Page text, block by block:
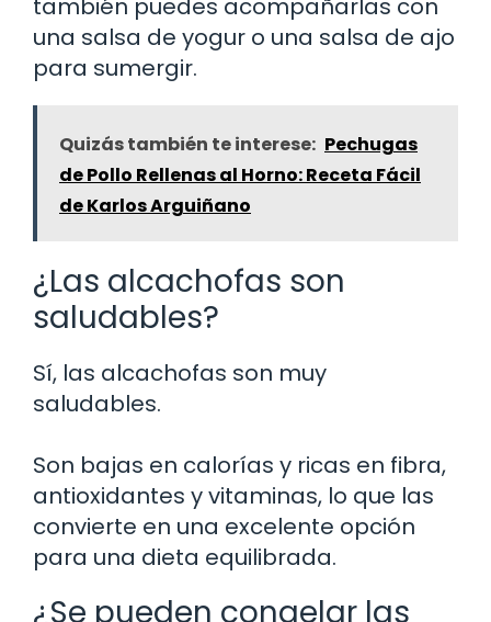
también puedes acompañarlas con
una salsa de yogur o una salsa de ajo
para sumergir.
Quizás también te interese: Pechugas
de Pollo Rellenas al Horno: Receta Fácil
de Karlos Arguiñano
¿Las alcachofas son
saludables?
Sí, las alcachofas son muy
saludables.
Son bajas en calorías y ricas en fibra,
antioxidantes y vitaminas, lo que las
convierte en una excelente opción
para una dieta equilibrada.
¿Se pueden congelar las